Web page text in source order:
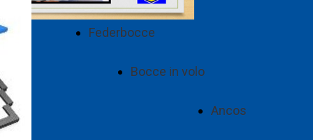
Federbocce
Bocce in volo
Ancos